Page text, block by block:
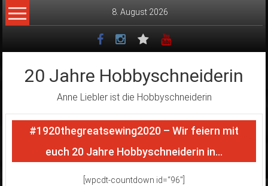
Zum
Inhalt
8. August 2026
20 Jahre Hobbyschneiderin
Anne Liebler ist die Hobbyschneiderin
#1920thegreatsewing2020 – Wir feiern mit
euch 20 Jahre Hobbyschneiderin in…
[wpcdt-countdown id=“96″]